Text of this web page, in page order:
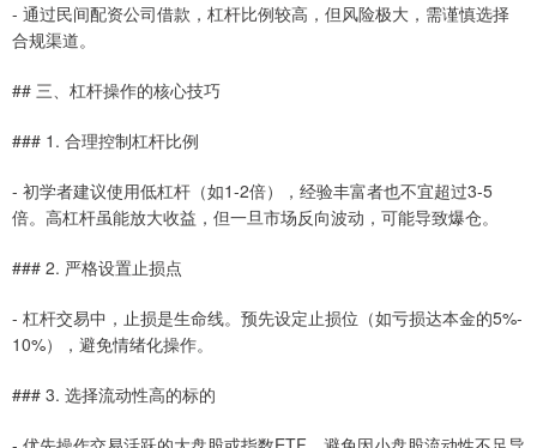
- 通过民间配资公司借款，杠杆比例较高，但风险极大，需谨慎选择
合规渠道。
## 三、杠杆操作的核心技巧
### 1. 合理控制杠杆比例
- 初学者建议使用低杠杆（如1-2倍），经验丰富者也不宜超过3-5
倍。高杠杆虽能放大收益，但一旦市场反向波动，可能导致爆仓。
### 2. 严格设置止损点
- 杠杆交易中，止损是生命线。预先设定止损位（如亏损达本金的5%-
10%），避免情绪化操作。
### 3. 选择流动性高的标的